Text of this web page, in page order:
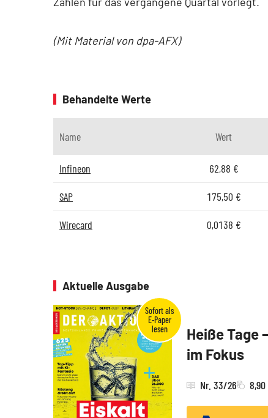
(Mit Material von dpa-AFX)
Behandelte Werte
Name Wert
Infineon 62,88 €
SAP 175,50 €
Wirecard 0,0138 €
Aktuelle Ausgabe
Heiße Tage
im Fokus
Nr. 33/26